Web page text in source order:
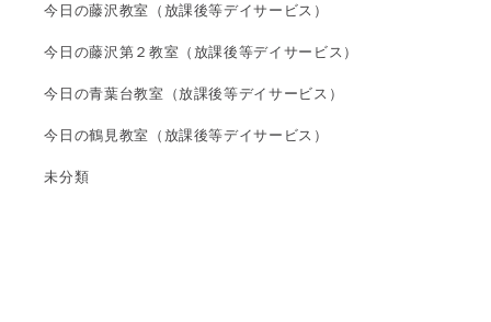
今日の藤沢教室（放課後等デイサービス）
今日の藤沢第２教室（放課後等デイサービス）
今日の青葉台教室（放課後等デイサービス）
今日の鶴見教室（放課後等デイサービス）
未分類